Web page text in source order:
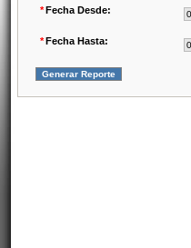
*Fecha Desde:
*Fecha Hasta: